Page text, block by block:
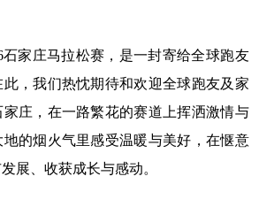
石家庄马拉松赛，是一封寄给全球跑友
，我们热忱期待和欢迎全球跑友及家
家庄，在一路繁花的赛道上挥洒激情与
的烟火气里感受温暖与美好，在惬意
展、收获成长与感动。